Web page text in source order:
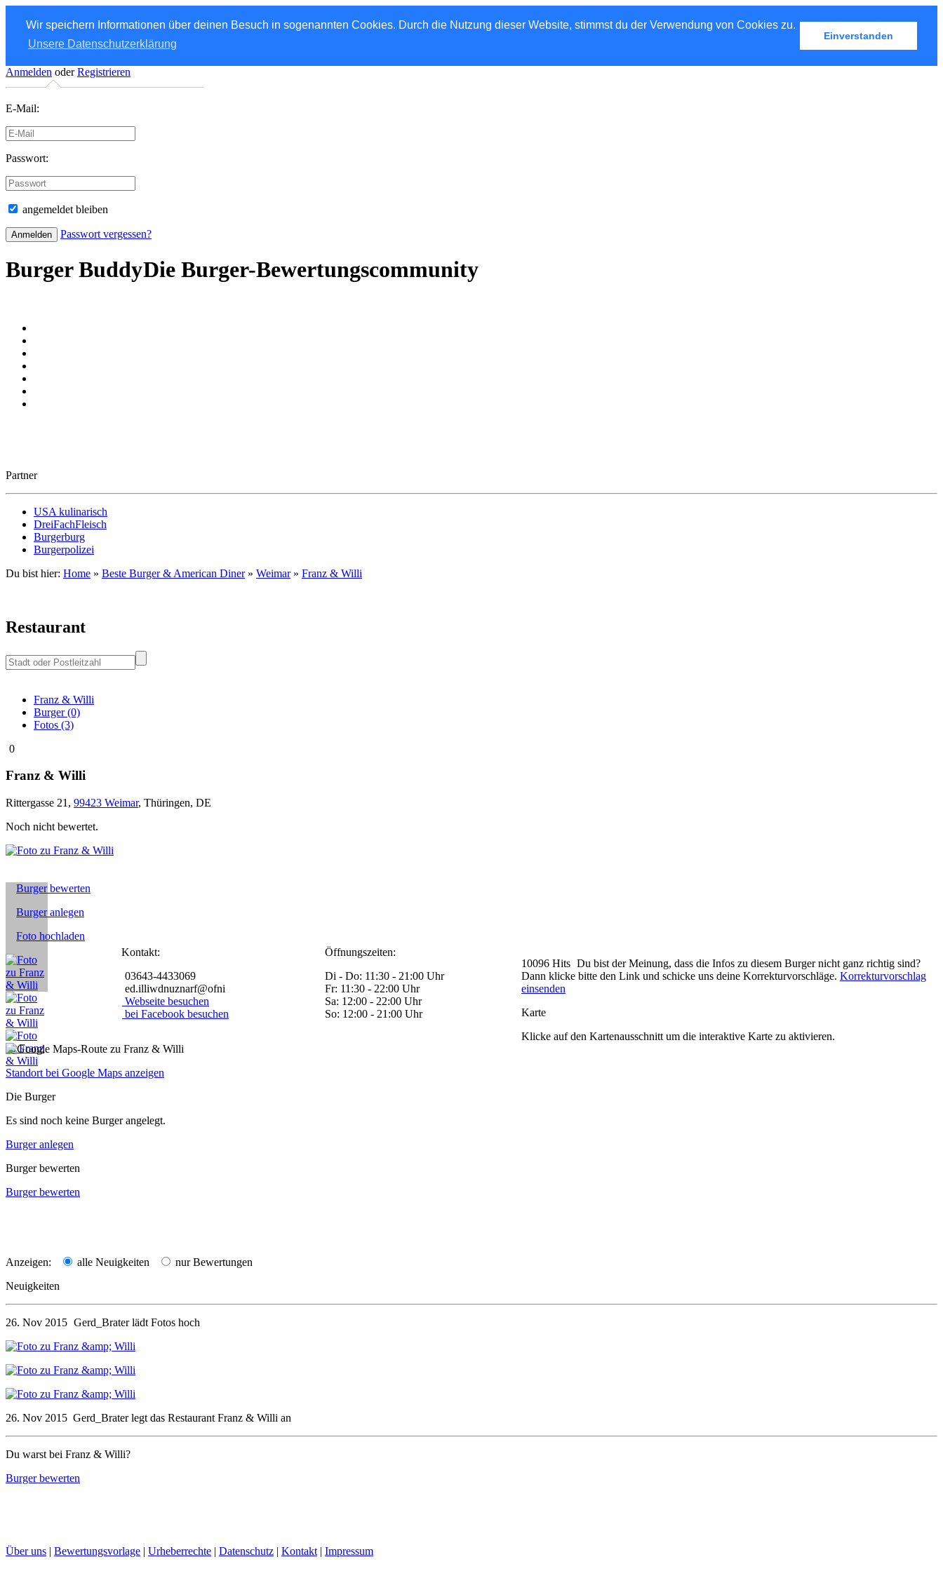
Wir speichern Informationen über deinen Besuch in sogenannten Cookies. Durch die Nutzung dieser Website, stimmst du der Verwendung von Cookies zu.
Unsere Datenschutzerklärung
Einverstanden
Anmelden oder Registrieren
E-Mail:
Passwort:
angemeldet bleiben
Passwort vergessen?
Burger BuddyDie Burger-Bewertungscommunity
Partner
USA kulinarisch
DreiFachFleisch
Burgerburg
Burgerpolizei
Du bist hier: Home » Beste Burger & American Diner» Weimar» Franz & Willi
Restaurant
Franz & Willi
Burger (0)
Fotos (3)
0
Franz & Willi
Rittergasse 21 , 99423 Weimar, Thüringen, DE
Noch nicht bewertet.
Burger bewerten
Burger anlegen
Foto hochladen
Kontakt:
03643-4433069
ed.illiwdnuznarf@ofni
Webseite besuchen
bei Facebook besuchen
Öffnungszeiten:
Di - Do: 11:30 - 21:00 Uhr
Fr: 11:30 - 22:00 Uhr
Sa: 12:00 - 22:00 Uhr
So: 12:00 - 21:00 Uhr
10096 Hits Du bist der Meinung, dass die Infos zu diesem Burger nicht ganz richtig sind?
Dann klicke bitte den Link und schicke uns deine Korrekturvorschläge. Korrekturvorschlag
einsenden
Karte
Klicke auf den Kartenausschnitt um die interaktive Karte zu aktivieren.
Standort bei Google Maps anzeigen
Die Burger
Es sind noch keine Burger angelegt.
Burger anlegen
Burger bewerten
Burger bewerten
Anzeigen: alle Neuigkeiten
nur Bewertungen
Neuigkeiten
26. Nov 2015 Gerd_Braterlädt Fotos hoch
26. Nov 2015 Gerd_Braterlegt das Restaurant Franz & Willi an
Du warst bei Franz & Willi?
Burger bewerten
Über uns | Bewertungsvorlage | Urheberrechte | Datenschutz | Kontakt | Impressum